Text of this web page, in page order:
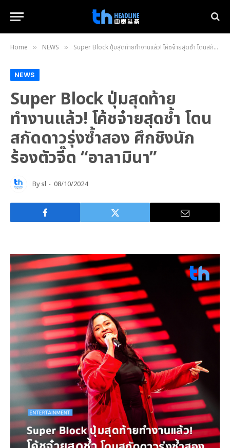
Home » NEWS » Super Block ปุ่มสุดท้ายทำงานแล้ว! โค้ชจ๋ายสุดช้ำ โดนสกัดดาวรุ่งซ้ำสอง ศึกชิงนักร้องตัวจี๊ด “อาลามินา”
NEWS
Super Block ปุ่มสุดท้าย
ทำงานแล้ว! โค้ชจ๋ายสุดช้ำ โดน
สกัดดาวรุ่งซ้ำสอง ศึกชิงนัก
ร้องตัวจี๊ด “อาลามินา”
Bysl 08/10/2024